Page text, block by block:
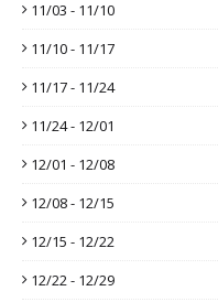
11/03 - 11/10
11/10 - 11/17
11/17 - 11/24
11/24 - 12/01
12/01 - 12/08
12/08 - 12/15
12/15 - 12/22
12/22 - 12/29